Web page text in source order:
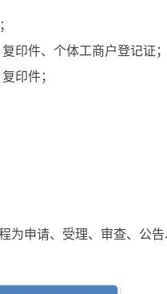
印件、个体工商户登记证；
印件；
申请、受理、审查、公告